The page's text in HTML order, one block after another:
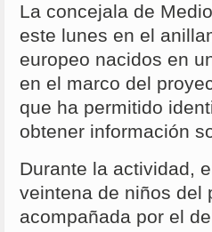
La concejala de
este lunes en el
europeo nacidos en
en el marco del
que ha permitido
obtener información
Durante la actividad,
veintena de niños del
acompañada por el